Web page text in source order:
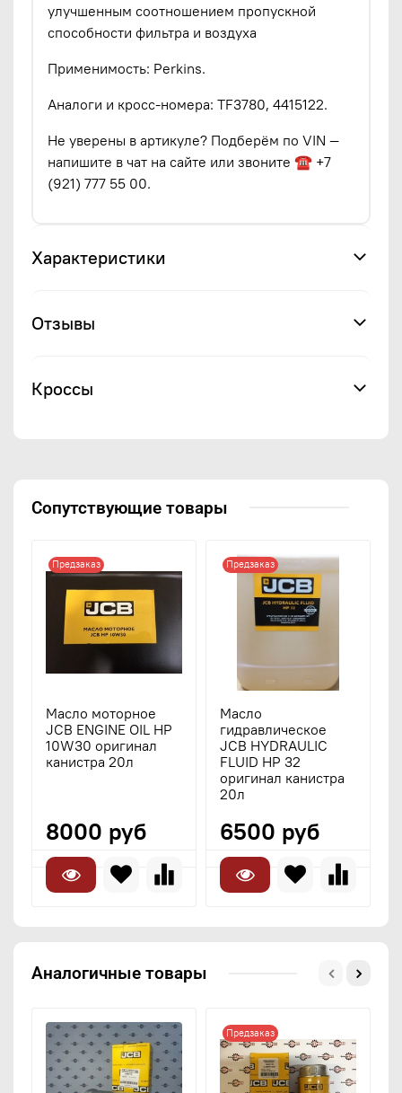
улучшенным соотношением пропускной
способности фильтра и воздуха
Применимость: Perkins.
Аналоги и кросс-номера: TF3780, 4415122.
Не уверены в артикуле? Подберём по VIN —
напишите в чат на сайте или звоните ☎ +7
(921) 777 55 00.
Характеристики
Отзывы
Кроссы
Сопутствующие товары
Предзаказ
Масло моторное
JCB ENGINE OIL HP
10W30 оригинал
канистра 20л
8000 руб
Предзаказ
Масло
гидравлическое
JCB HYDRAULIC
FLUID HP 32
оригинал канистра
20л
6500 руб
Аналогичные товары
Предзаказ